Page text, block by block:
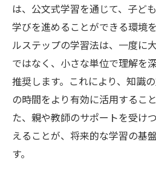
は、公文式学習を通じて、子ど
学びを進めることができる環境
ルステップの学習法は、一度に
ではなく、小さな単位で理解を
推奨します。これにより、知識
の時間をより有効に活用するこ
た、親や教師のサポートを受け
えることが、将来的な学習の基
す。